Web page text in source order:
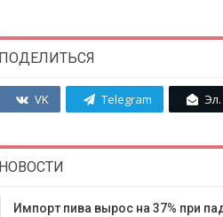
ПОДЕЛИТЬСЯ
VK Telegram
НОВОСТИ
Импорт пива вырос на 37% при